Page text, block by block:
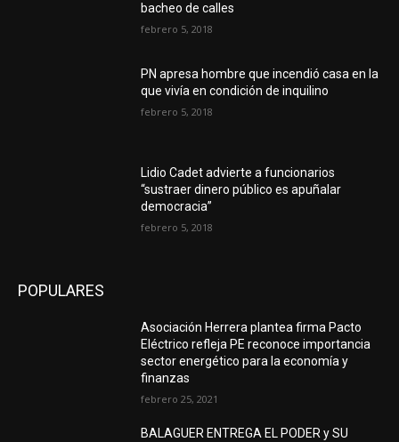
bacheo de calles
febrero 5, 2018
PN apresa hombre que incendió casa en la
que vivía en condición de inquilino
febrero 5, 2018
Lidio Cadet advierte a funcionarios
“sustraer dinero público es apuñalar
democracia”
febrero 5, 2018
POPULARES
Asociación Herrera plantea firma Pacto
Eléctrico refleja PE reconoce importancia
sector energético para la economía y
finanzas
febrero 25, 2021
BALAGUER ENTREGA EL PODER y SU